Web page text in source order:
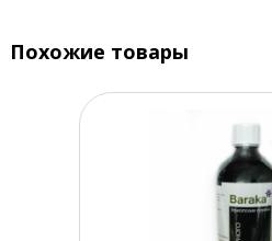
Похожие товары